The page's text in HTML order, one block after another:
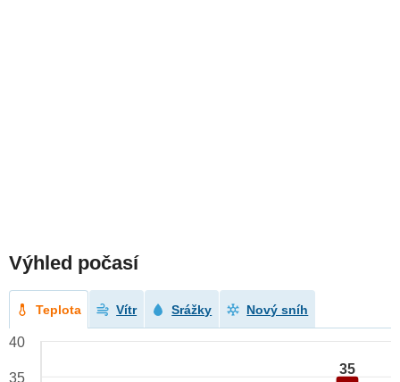
Výhled počasí
Teplota Vítr Srážky Nový sníh
35
40
35